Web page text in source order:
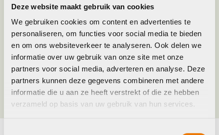
Deze website maakt gebruik van cookies
We gebruiken cookies om content en advertenties te
personaliseren, om functies voor social media te bieden
en om ons websiteverkeer te analyseren. Ook delen we
informatie over uw gebruik van onze site met onze
partners voor social media, adverteren en analyse. Deze
partners kunnen deze gegevens combineren met andere
informatie die u aan ze heeft verstrekt of die ze hebben
verzameld op basis van uw gebruik van hun services.
Jaar
Maat
Kleur Zwart